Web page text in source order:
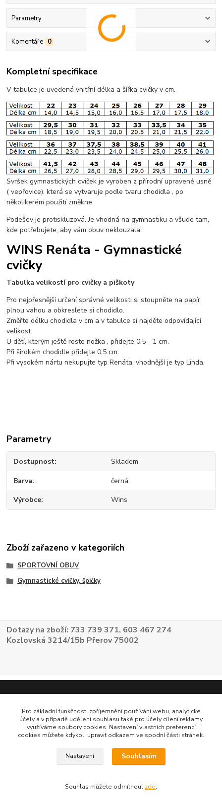
Parametry
Komentáře 0
Kompletní specifikace
V tabulce je uvedená vnitřní délka a šířka cvičky v cm.
Svršek gymnastických cviček je vyroben z přírodní upravené usně
( vepřovice), která se vytvaruje podle tvaru chodidla , po
několikerém použití změkne.
Podešev je protiskluzová. Je vhodná na gymnastiku a všude tam,
kde potřebujete, aby vám obuv neklouzala.
WINS Renáta - Gymnastické
cvičky
Tabulka velikostí pro cvičky a piškoty
Pro nejpřesnější určení správné velikosti si stoupněte na papír
plnou vahou a obkreslete si chodidlo.
Změřte délku chodidla v cm a v tabulce si najděte odpovídající
velikost.
U dětí, kterým ještě roste nožka , přidejte 0,5 - 1 cm.
Při širokém chodidle přidejte 0,5 cm.
Při vysokém nártu nekupujte typ Renáta, vhodnější je typ Linda.
Parametry
Dostupnost Skladem
Barva černá
Výrobce Wins
Zboží zařazeno v kategoriích
SPORTOVNÍ OBUV
Gymnastické cvičky, špičky
Dotazy na zboží: 733 739 371, 603 467 274
Kozlovská 3214/15b Přerov 75002
Pro základní funkčnost, zpříjemnění používání webu, analytické
účely a v případě udělení souhlasu také pro účely cílení reklamy
využíváme soubory cookies. Nastavení vlastních preferencí
cookies můžete kdykoli upravit odkazem ve spodní části stránek.
Nastavení Souhlasím
Souhlas můžete odmítnout zde.